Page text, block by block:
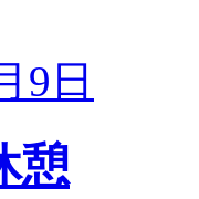
9日
憩